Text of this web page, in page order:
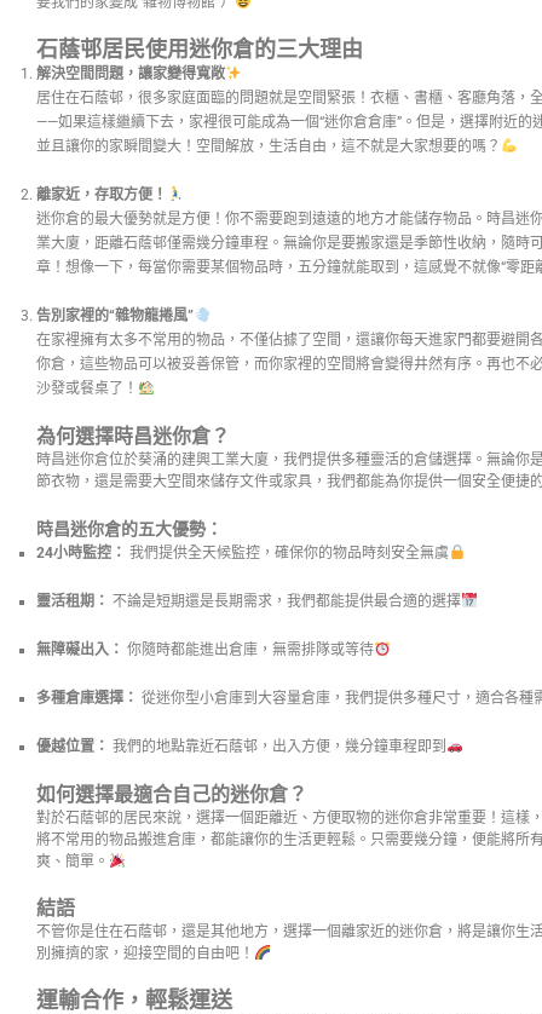
石蔭邨居民使用迷你倉的三大理由
解決空間問題，讓家變得寬敞
居住在石蔭邨，很多家庭面臨的問題就是空間緊張！衣櫃、書櫃、客廳角落，
——如果這樣繼續下去，家裡很可能成為一個“迷你倉倉庫”。但是，選擇附近的
並且讓你的家瞬間變大！空間解放，生活自由，這不就是大家想要的嗎？
離家近，存取方便！
迷你倉的最大優勢就是方便！你不需要跑到遠遠的地方才能儲存物品。時昌迷
業大廈，距離石蔭邨僅需幾分鐘車程。無論你是要搬家還是季節性收納，隨時
章！想像一下，每當你需要某個物品時，五分鐘就能取到，這感覺不就像“零距
告別家裡的“雜物龍捲風”
在家裡擁有太多不常用的物品，不僅佔據了空間，還讓你每天進家門都要避開
你倉，這些物品可以被妥善保管，而你家裡的空間將會變得井然有序。再也不
沙發或餐桌了！
為何選擇時昌迷你倉？
時昌迷你倉位於葵涌的建興工業大廈，我們提供多種靈活的倉儲選擇。無論你
節衣物，還是需要大空間來儲存文件或家具，我們都能為你提供一個安全便捷
時昌迷你倉的五大優勢：
24小時監控： 我們提供全天候監控，確保你的物品時刻安全無虞
靈活租期： 不論是短期還是長期需求，我們都能提供最合適的選擇
無障礙出入： 你隨時都能進出倉庫，無需排隊或等待
多種倉庫選擇： 從迷你型小倉庫到大容量倉庫，我們提供多種尺寸，適合各種
優越位置： 我們的地點靠近石蔭邨，出入方便，幾分鐘車程即到
如何選擇最適合自己的迷你倉？
對於石蔭邨的居民來說，選擇一個距離近、方便取物的迷你倉非常重要！這樣
將不常用的物品搬進倉庫，都能讓你的生活更輕鬆。只需要幾分鐘，便能將所
爽、簡單。
結語
不管你是住在石蔭邨，還是其他地方，選擇一個離家近的迷你倉，將是讓你生
別擁擠的家，迎接空間的自由吧！
運輸合作，輕鬆運送